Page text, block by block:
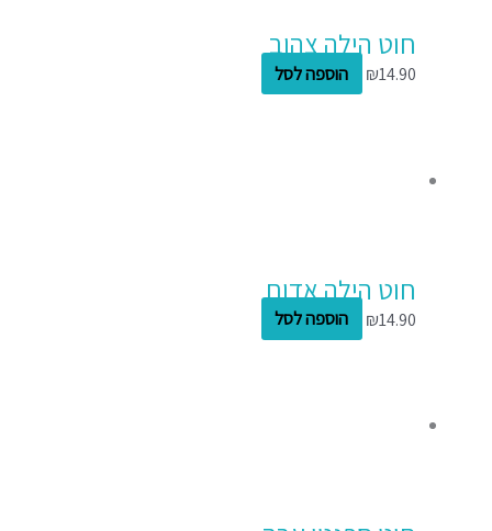
חוט הילה צהוב
₪14.90 הוספה לסל
חוט הילה אדום
₪14.90 הוספה לסל